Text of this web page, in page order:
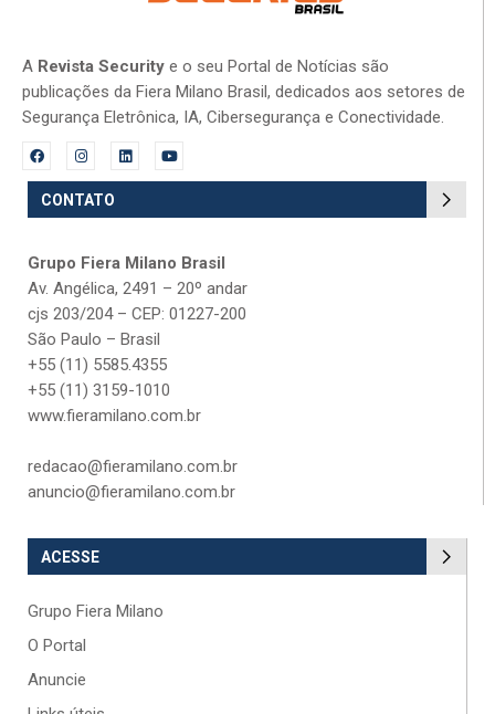
A Revista Security e o seu Portal de Notícias são
publicações da Fiera Milano Brasil, dedicados aos setores de
Segurança Eletrônica, IA, Cibersegurança e Conectividade.
CONTATO
Grupo Fiera Milano Brasil
Av. Angélica, 2491 – 20º andar
cjs 203/204 – CEP: 01227-200
São Paulo – Brasil
+55 (11) 5585.4355
+55 (11) 3159-1010
www.fieramilano.com.br
redacao@fieramilano.com.br
anuncio@fieramilano.com.br
ACESSE
Grupo Fiera Milano
O Portal
Anuncie